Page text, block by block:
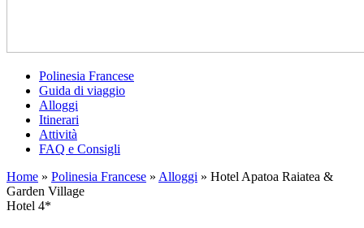
Polinesia Francese
Guida di viaggio
Alloggi
Itinerari
Attività
FAQ e Consigli
Home » Polinesia Francese » Alloggi » Hotel Apatoa Raiatea &
Garden Village
Hotel 4*